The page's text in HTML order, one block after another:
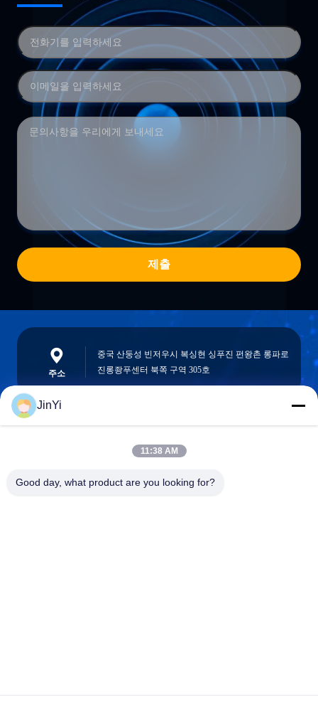
제출
주소
중국 산둥성 빈저우시 복싱현 싱푸진 펀왕촌 롱파로
진롱좡푸센터 북쪽 구역 305호
chenshasha1867@gmail.com
JinYi
11:38 AM
Good day, what product are you looking for?